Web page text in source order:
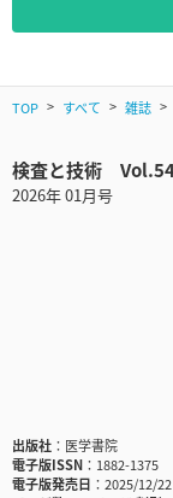
TOP すべて 雑誌
検査と技術 Vol.54
2026年 01月号
出版社
医学書院
電子版ISSN
1882-1375
電子版発売日
2025/12/22